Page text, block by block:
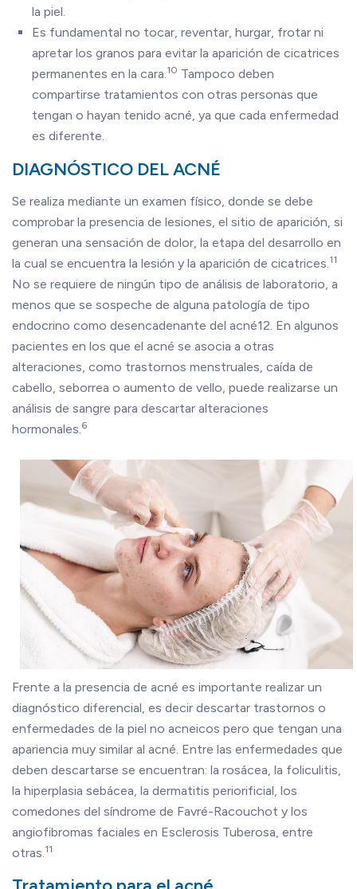
la piel.
Es fundamental no tocar, reventar, hurgar, frotar ni
apretar los granos para evitar la aparición de cicatrices
permanentes en la cara.10 Tampoco deben
compartirse tratamientos con otras personas que
tengan o hayan tenido acné, ya que cada enfermedad
es diferente.
DIAGNÓSTICO DEL ACNÉ
Se realiza mediante un examen físico, donde se debe
comprobar la presencia de lesiones, el sitio de aparición, si
generan una sensación de dolor, la etapa del desarrollo en
la cual se encuentra la lesión y la aparición de cicatrices.11
No se requiere de ningún tipo de análisis de laboratorio, a
menos que se sospeche de alguna patología de tipo
endocrino como desencadenante del acné12. En algunos
pacientes en los que el acné se asocia a otras
alteraciones, como trastornos menstruales, caída de
cabello, seborrea o aumento de vello, puede realizarse un
análisis de sangre para descartar alteraciones
hormonales.6
Frente a la presencia de acné es importante realizar un
diagnóstico diferencial, es decir descartar trastornos o
enfermedades de la piel no acneicos pero que tengan una
apariencia muy similar al acné. Entre las enfermedades que
deben descartarse se encuentran: la rosácea, la foliculitis,
la hiperplasia sebácea, la dermatitis periorificial, los
comedones del síndrome de Favré-Racouchot y los
angiofibromas faciales en Esclerosis Tuberosa, entre
otras. 11